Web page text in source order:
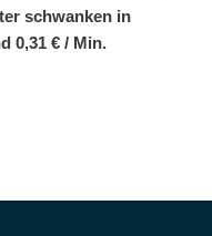
schwanken in
0,31 € / Min.